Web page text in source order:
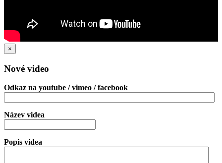
×
Nové video
Odkaz na youtube / vimeo / facebook
Název videa
Popis videa